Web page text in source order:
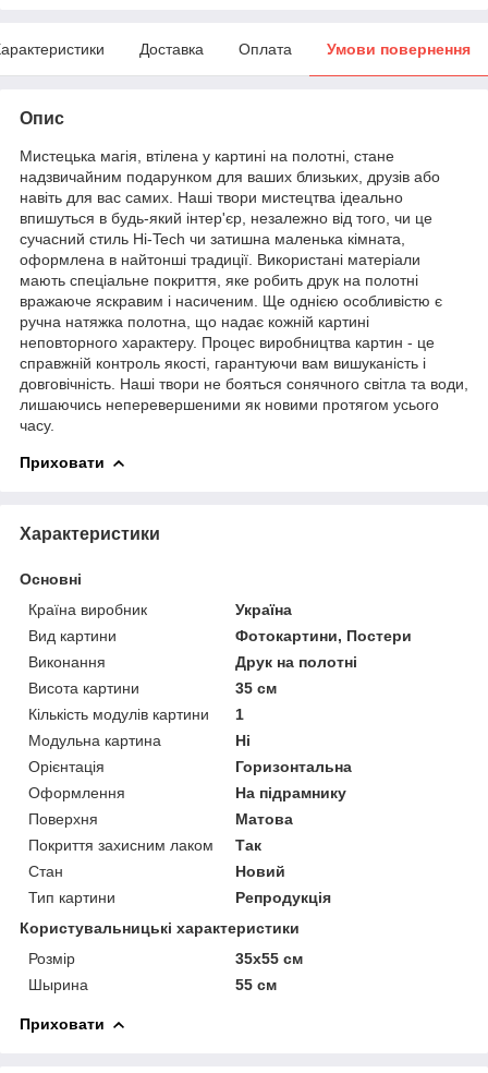
Доставка Оплата Умови повернення
Опис
Мистецька магія, втілена у картині на полотні, стане
надзвичайним подарунком для ваших близьких, друзів або
навіть для вас самих. Наші твори мистецтва ідеально
впишуться в будь-який інтер'єр, незалежно від того, чи це
сучасний стиль Hi-Tech чи затишна маленька кімната,
оформлена в найтонші традиції. Використані матеріали
мають спеціальне покриття, яке робить друк на полотні
вражаюче яскравим і насиченим. Ще однією особливістю є
ручна натяжка полотна, що надає кожній картині
неповторного характеру. Процес виробництва картин - це
справжній контроль якості, гарантуючи вам вишуканість і
довговічність. Наші твори не бояться сонячного світла та води,
лишаючись неперевершеними як новими протягом усього
часу.
Приховати
Характеристики
Основні
Країна виробник
Україна
Вид картини
Фотокартини, Постери
Виконання
Друк на полотні
Висота картини
35 см
Кількість модулів картини
1
Модульна картина
Ні
Орієнтація
Горизонтальна
Оформлення
На підрамнику
Поверхня
Матова
Покриття захисним лаком
Так
Стан
Новий
Тип картини
Репродукція
Користувальницькі характеристики
Розмір
35х55 см
Шырина
55 см
Приховати